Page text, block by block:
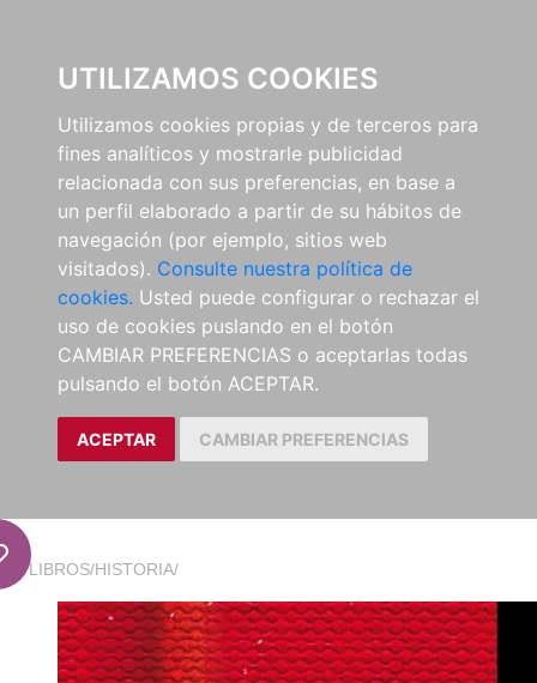
UTILIZAMOS COOKIES
Utilizamos cookies propias y de terceros para
fines analíticos y mostrarle publicidad
relacionada con sus preferencias, en base a
un perfil elaborado a partir de su hábitos de
navegación (por ejemplo, sitios web
visitados). Consulte nuestra política de
cookies. Usted puede configurar o rechazar el
uso de cookies puslando en el botón
CAMBIAR PREFERENCIAS o aceptarlas todas
pulsando el botón ACEPTAR.
ACEPTAR CAMBIAR PREFERENCIAS
LIBROS/HISTORIA/